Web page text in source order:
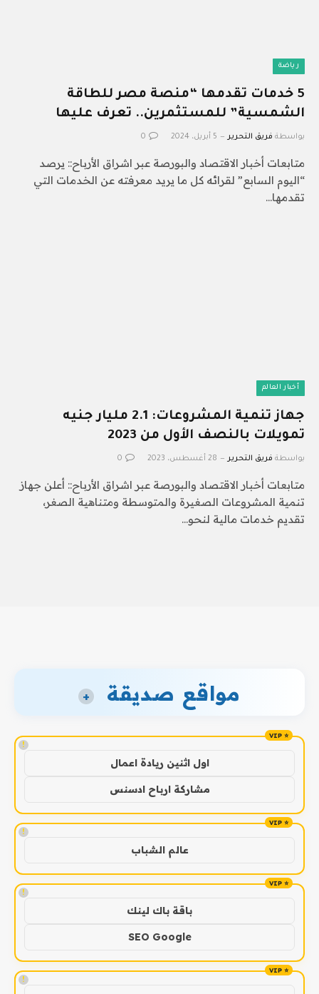
رياضة
5 خدمات تقدمها “منصة مصر للطاقة
الشمسية” للمستثمرين.. تعرف عليها
بواسطة فريق التحرير 5 أبريل، 2024 0
متابعات أخبار الاقتصاد والبورصة عبر اشراق الأرباح:: يرصد
“اليوم السابع” لقرائه كل ما يريد معرفته عن الخدمات التي
تقدمها…
أخبار العالم
جهاز تنمية المشروعات: 2.1 مليار جنيه
تمويلات بالنصف الأول من 2023
بواسطة فريق التحرير 28 أغسطس، 2023 0
متابعات أخبار الاقتصاد والبورصة عبر اشراق الأرباح:: أعلن جهاز
تنمية المشروعات الصغيرة والمتوسطة ومتناهية الصغر،
تقديم خدمات مالية لنحو…
مواقع صديقة +
!
اول اثنين ريادة اعمال
مشاركة ارباح ادسنس
!
عالم الشباب
!
باقة باك لينك
SEO Google
!